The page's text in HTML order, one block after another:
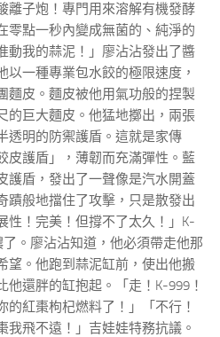
離子炮！專門用來溶解有機發酵
零點一秒內變成無菌的、純淨的
動我的蒜泥！」廖沾沾發出了醬
一種專業包水餃的極限速度，
麵皮。麵皮被他用氣功般的捏製
的巨大麵皮。他猛地擲出，兩張
透明的防禦護盾。這就是家傳
皮護盾」，薄韌而充滿彈性。藍
護盾，發出了一聲像是汽水開蓋
蹟般地擋住了攻擊，只是散發出
性！完美！但撐不了太久！」K-
。廖沾沾知道，他必須帶走他那
望。他跑到蒜泥缸前，使出他搬
還胖的缸抱起。「走！K-999！
紅棗枸杞燃料了！」「不行！
我飛不遠！」吉娃娃特務抗議。